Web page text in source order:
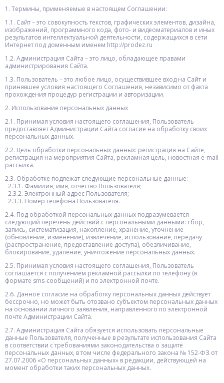
1. Термины, применяемые в настоящем Соглашении:
1.1. Сайт – это совокупность текстов, графических элементов, дизайна,
изображений, программного кода, фото- и видеоматериалов и иных
результатов интеллектуальной деятельности, содержащихся в сети
Интернет под доменным именем http://prodez.ru
1.2. Администрация Сайта – это лицо, обладающее правами
администрирования Сайта.
1.3. Пользователь – это любое лицо, осуществившее вход на Сайт и
принявшее условия настоящего Соглашения, независимо от факта
прохождения процедур регистрации и авторизации.
2. Использование персональных данных
2.1. Принимая условия настоящего соглашения, Пользователь
предоставляет Администрации Сайта согласие на обработку своих
персональных данных.
2.2. Цель обработки персональных данных: регистрация на Сайте,
регистрация на мероприятия Сайта, рекламная цель, новостная e-mail
рассылка.
2.3. Обработке подлежат следующие персональные данные:
2.3.1. Фамилия, имя, отчество Пользователя;
2.3.2. Электронный адрес Пользователя;
2.3.3. Номер телефона Пользователя.
2.4. Под обработкой персональных данных подразумевается
следующий перечень действий с персональными данными: сбор,
запись, систематизация, накопление, хранение, уточнение
(обновление, изменение), извлечение, использование, передачу
(распространение, предоставление доступа), обезличивание,
блокирование, удаление, уничтожение персональных данных.
2.5. Принимая условия настоящего соглашения, Пользователь
соглашается с получением рекламной рассылки по телефону (в
формате sms-сообщений) и по электронной почте.
2.6. Данное согласие на обработку персональных данных действует
бессрочно, но может быть отозвано субъектом персональных данных
на основании личного заявления, направленного по электронной
почте Администрации Сайта.
2.7. Администрация Сайта обязуется использовать персональные
данные Пользователя, полученные в результате использования Сайта
в соответствии с требованиями законодательства о защите
персональных данных, в том числе федерального закона № 152-ФЗ от
27.07.2006 «О персональных данных» в редакции, действующей на
момент обработки таких персональных данных.